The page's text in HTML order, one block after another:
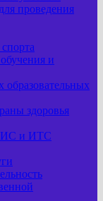
проведения
и
образовательных
здоровья
ИС и ИТС